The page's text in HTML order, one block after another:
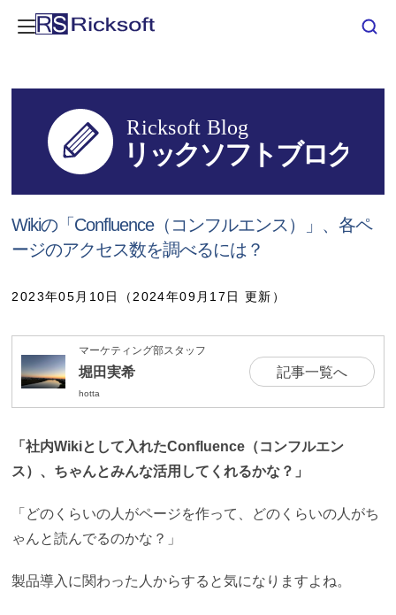
Wikiの「Confluence（コンフルエンス）」、各ペ
ージのアクセス数を調べるには？
2023年05月10日（2024年09月17日 更新）
マーケティング部スタッフ
堀田実希
hotta
記事一覧へ
「社内Wikiとして入れたConfluence（コンフルエン
ス）、ちゃんとみんな活用してくれるかな？」
「どのくらいの人がページを作って、どのくらいの人がち
ゃんと読んでるのかな？」
製品導入に関わった人からすると気になりますよね。